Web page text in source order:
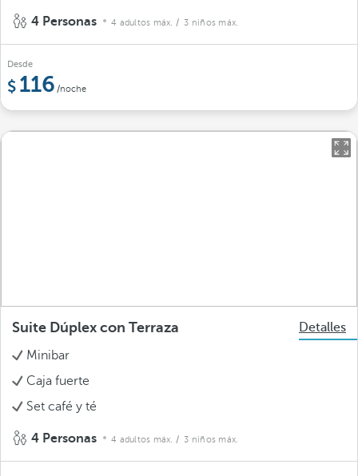
4 Personas 4 adultos máx. / 3 niños máx.
Desde
116 /noche
Suite Dúplex con Terraza
Detalles
Minibar
Caja fuerte
Set café y té
4 Personas 4 adultos máx. / 3 niños máx.